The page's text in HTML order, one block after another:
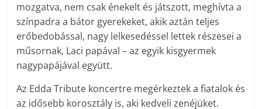
mozgatva, nem csak énekelt és játszott, meghívta a
színpadra a bátor gyerekeket, akik aztán teljes
erőbedobással, nagy lelkesedéssel lettek részesei a
műsornak, Laci papával – az egyik kisgyermek
nagypapájával együtt.
Az Edda Tribute koncertre megérkeztek a fiatalok és
az idősebb korosztály is, aki kedveli zenéjüket.